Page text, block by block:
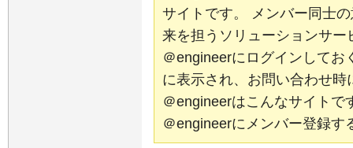
サイトです。 メンバー同士
来を担うソリューションサ
＠engineerにログインしてお
に表示され、お問い合わせ時
＠engineerはこんなサイ
＠engineerにメンバー登